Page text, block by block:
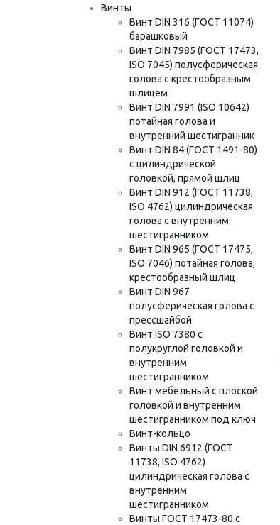
Винты
Винт DIN 316 (ГОСТ 11074)
барашковый
Винт DIN 7985 (ГОСТ 17473,
ISO 7045) полусферическая
голова с крестообразным
шлицем
Винт DIN 7991 (ISO 10642)
потайная голова и
внутренний шестигранник
Винт DIN 84 (ГОСТ 1491-80)
с цилиндрической
головкой, прямой шлиц
Винт DIN 912 (ГОСТ 11738,
ISO 4762) цилиндрическая
голова с внутренним
шестигранником
Винт DIN 965 (ГОСТ 17475,
ISO 7046) потайная голова,
крестообразный шлиц
Винт DIN 967
полусферическая голова с
прессшайбой
Винт ISO 7380 с
полукруглой головкой и
внутренним
шестигранником
Винт мебельный с плоской
головкой и внутренним
шестигранником под ключ
Винт-кольцо
Винты DIN 6912 (ГОСТ
11738, ISO 4762)
цилиндрическая голова с
внутренним
шестигранником
Винты ГОСТ 17473-80 с